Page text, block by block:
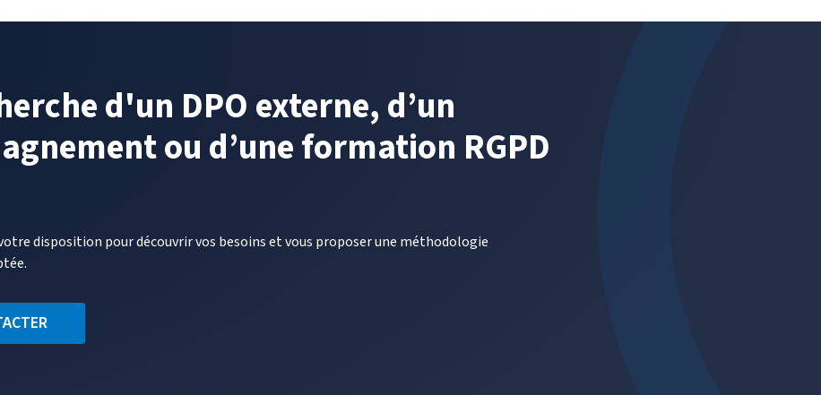
d'un DPO externe, d’un
ou d’une formation RGPD
disposition pour découvrir vos besoins et vous proposer une méthodologie